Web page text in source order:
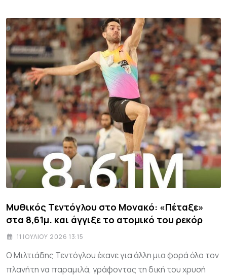
Μυθικός Τεντόγλου στο Μονακό: «Πέταξε»
στα 8,61μ. και άγγιξε το ατομικό του ρεκόρ
11 ΙΟΥΛΊΟΥ 2026 13:15
Ο Μιλτιάδης Τεντόγλου έκανε για άλλη μια φορά όλο τον
πλανήτη να παραμιλά, γράφοντας τη δική του χρυσή